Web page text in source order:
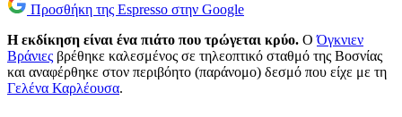
Προσθήκη της Espresso στην Google
Η εκδίκηση είναι ένα πιάτο που τρώγεται κρύο. ΟΌγκνιεν
Βράνιες βρέθηκε καλεσμένος σε τηλεοπτικό σταθμό της Βοσνίας
και αναφέρθηκε στον περιβόητο (παράνομο) δεσμό που είχε με τη
Γελένα Καρλέουσα.